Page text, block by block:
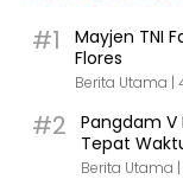
#1
Mayjen TNI
Flores
Berita Utama |
#2
Pangdam V
Tepat
Berita Utama |